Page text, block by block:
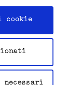
necessari